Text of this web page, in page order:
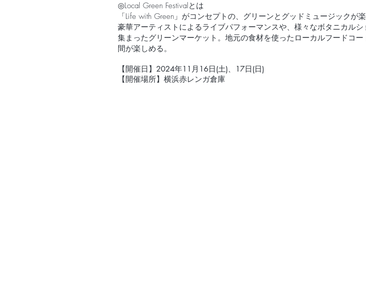
◎Local Green Festivalとは
「Life with Green」がコンセプトの、グリーンとグッドミュージックが
豪華アーティストによるライブパフォーマンスや、様々なボタニカル
集まったグリーンマーケット。地元の食材を使ったローカルフードコ
間が楽しめる。
【開催日】 2024年11月16日(土)、17日(日)
【開催場所】横浜赤レンガ倉庫